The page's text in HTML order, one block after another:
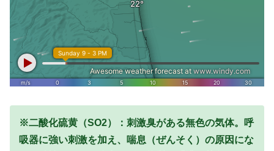
※二酸化硫黄（SO2）：刺激臭がある無色の気体。呼
吸器に強い刺激を加え、喘息（ぜんそく）の原因にな